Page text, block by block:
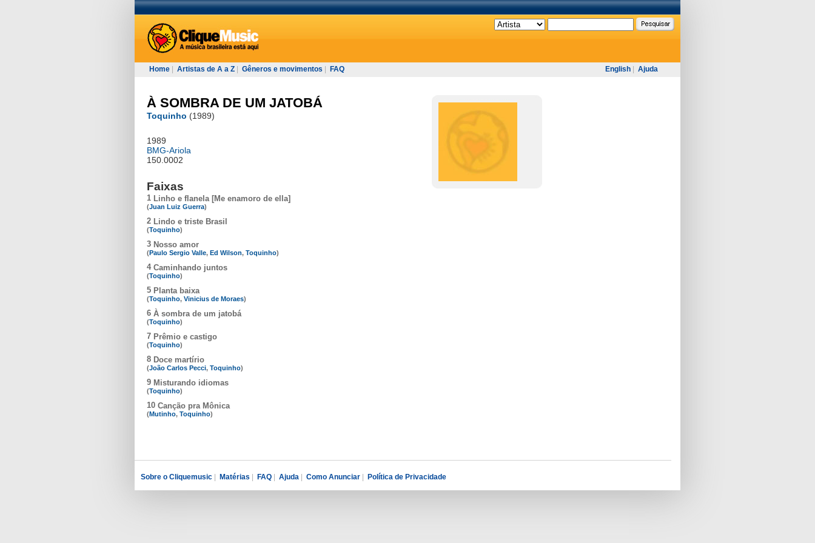
Home Artistas de A a Z Gêneros e movimentos FAQ English Ajuda
À SOMBRA DE UM JATOBÁ
Toquinho (1989)
1989
BMG-Ariola
150.0002
Faixas
1 Linho e flanela [Me enamoro de ella]
(Juan Luiz Guerra)
2 Lindo e triste Brasil
(Toquinho)
3 Nosso amor
(Paulo Sergio Valle, Ed Wilson, Toquinho)
4 Caminhando juntos
(Toquinho)
5 Planta baixa
(Toquinho, Vinicius de Moraes)
6 À sombra de um jatobá
(Toquinho)
7 Prêmio e castigo
(Toquinho)
8 Doce martírio
(João Carlos Pecci, Toquinho)
9 Misturando idiomas
(Toquinho)
10 Canção pra Mônica
(Mutinho, Toquinho)
Sobre o Cliquemusic Matérias FAQ Ajuda Como Anunciar Política de Privacidade